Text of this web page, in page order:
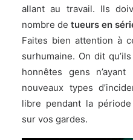
allant au travail. Ils
nombre de tueurs en
Faites bien attention à
surhumaine. On dit
honnêtes gens
nouveaux types
libre pendant la
sur vos gardes.